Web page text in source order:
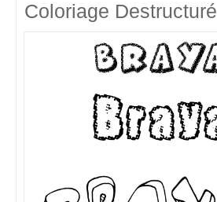
Coloriage Destructuré